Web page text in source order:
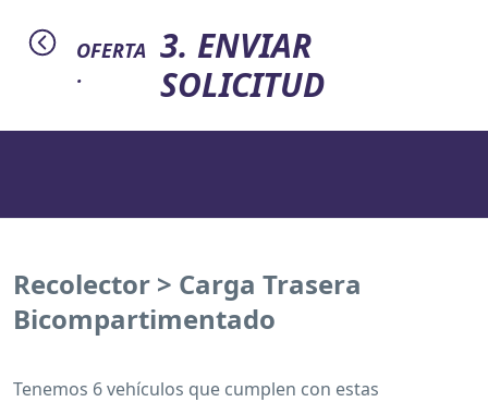
OFERTA
·
3. ENVIAR
SOLICITUD
Recolector > Carga Trasera
Bicompartimentado
Tenemos 6 vehículos que cumplen con estas